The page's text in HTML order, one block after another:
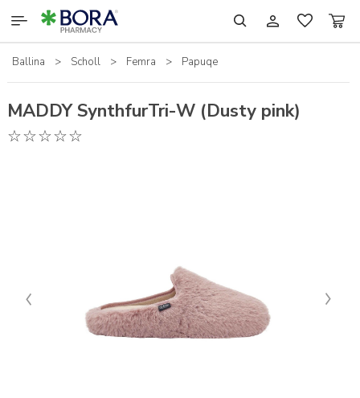
RILASTIL
SCHOLL
SHTESAT USHQIMORE
Ballina > Scholl > Femra > Papuqe
MADDY SynthfurTri-W (Dusty pink)